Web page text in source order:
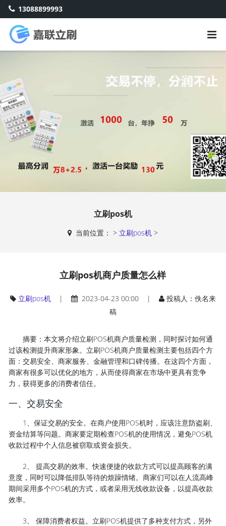
13088899993
立刷pos机
当前位置：> 立刷pos机 >
立刷pos机商户质量怎么样
立刷pos机| 2023-04-23 00:00 |
投稿人：佚名来
稿
摘要：本文将介绍立刷POS机商户质量检测，同时探讨如何通
过该检测提升商家形象。立刷POS机商户质量检测主要包括四个方
面：交易安全、商家服务、金融管理和口碑传播。在这四个方面，
商家有很多可以优化的地方，从而使得商家在市场中更具有竞争
力，获得更多的消费者信任。
一、交易安全
1、保证交易的安全。在商户使用POS机时，应该注意防盗刷、
资金结算等问题。商家要定期检查POS机的使用情况，避免POS机
收款过程中个人信息被窃取或资金损失。
2、 提高交易的效率。快速便捷的收款方式可以提高顾客的满
意度，同时可以降低排队等待的烦躁情绪。商家们可以在人流高峰
期间采用多个POS机的方式，或者采用无线收款设备，以提高收款
效率。
3、 保障消费者权益。立刷POS机提供了多种支付方式，另外